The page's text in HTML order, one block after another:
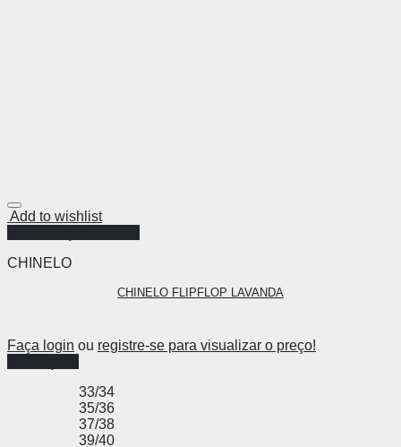
Add to wishlist
CHINELO
CHINELO FLIPFLOP LAVANDA
Faça login ou registre-se para visualizar o preço!
33/34
35/36
37/38
39/40